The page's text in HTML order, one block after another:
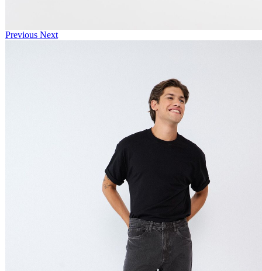
Previous Next